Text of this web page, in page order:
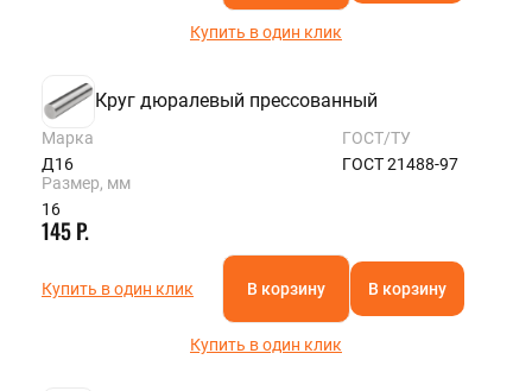
Купить в один клик
Круг дюралевый прессованный
Марка
Д16
ГОСТ/ТУ
ГОСТ 21488-97
Размер, мм
16
145 Р.
Купить в один клик В корзину В корзину
Купить в один клик